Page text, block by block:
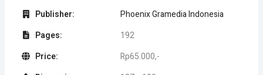
Publisher:
Phoenix Gramedia Indonesia
Pages:
192
Price:
Rp65.000,-